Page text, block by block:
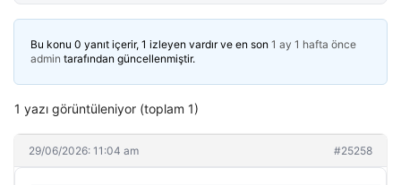
Bu konu 0 yanıt içerir, 1 izleyen vardır ve en son 1 ay 1 hafta önce
admin tarafından güncellenmiştir.
1 yazı görüntüleniyor (toplam 1)
29/06/2026: 11:04 am #25258